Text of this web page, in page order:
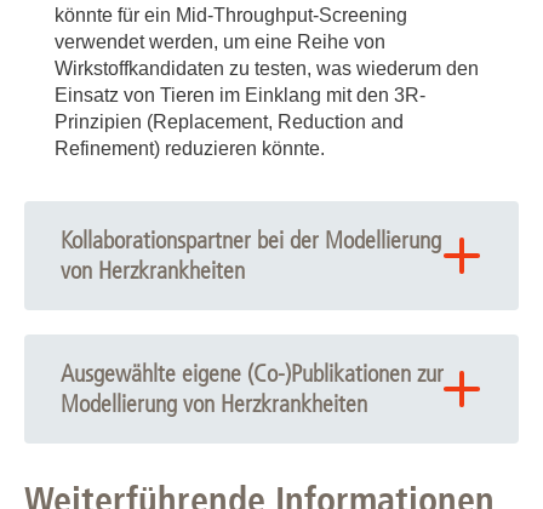
könnte für ein Mid-Throughput-Screening
verwendet werden, um eine Reihe von
Wirkstoffkandidaten zu testen, was wiederum den
Einsatz von Tieren im Einklang mit den 3R-
Prinzipien (Replacement, Reduction and
Refinement) reduzieren könnte.
Kollaborationspartner bei der Modellierung
von Herzkrankheiten
Martin Fischer (MHH)
Bogdan Iorga (MHH)
Theresia Kraft (MHH )
Manuel H. Taft (MHH)
Ausgewählte eigene (Co-)Publikationen zur
Modellierung von Herzkrankheiten
SK, Bolesani E, Zweigerdt R, Megias D, Streckfuss-